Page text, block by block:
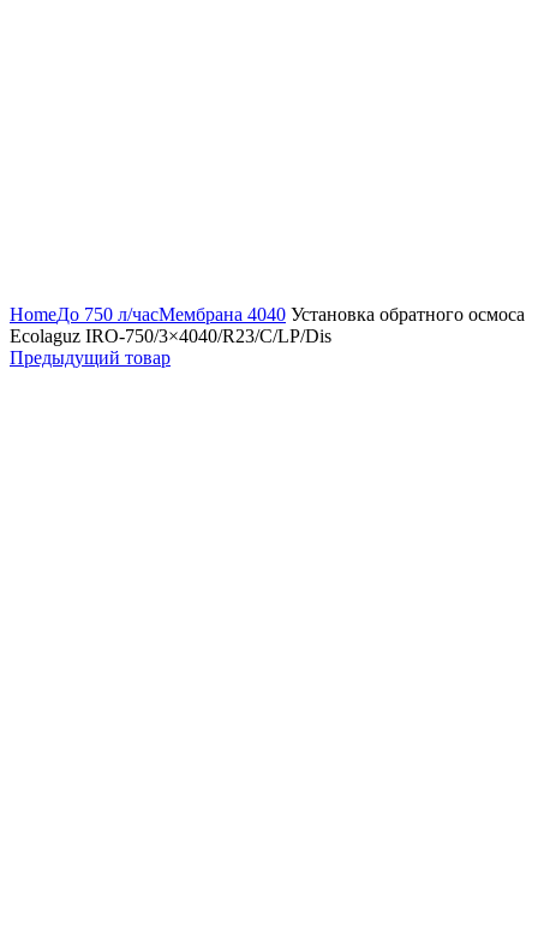
HomeДо 750 л/часМембрана 4040 Установка обратного осмоса
Ecolaguz IRO-750/3×4040/R23/C/LP/Dis
Предыдущий товар